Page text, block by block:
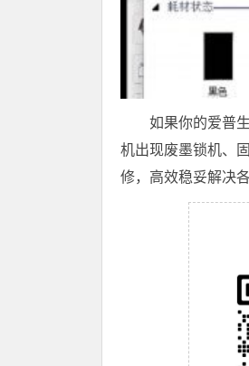
如果你的爱普
机出现废墨锁机、
修，高效稳妥解决